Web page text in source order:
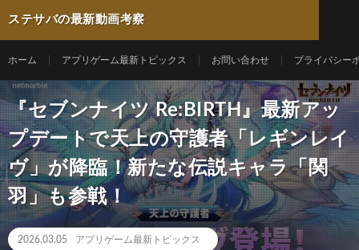
ステサバの最新動画考察
ホーム アプリゲーム最新トピックス お問い合わせ プライバシー
『セブンナイツ Re:BIRTH』最新アッ
プデートで天上の守護者「レギンレイ
ヴ」が降臨！新たな伝説キャラ「関
羽」も参戦！
2026.03.05 アプリゲーム最新トピックス